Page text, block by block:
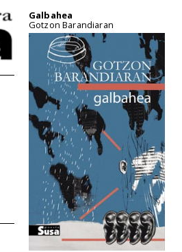
Galbahea
Gotzon Barandiaran